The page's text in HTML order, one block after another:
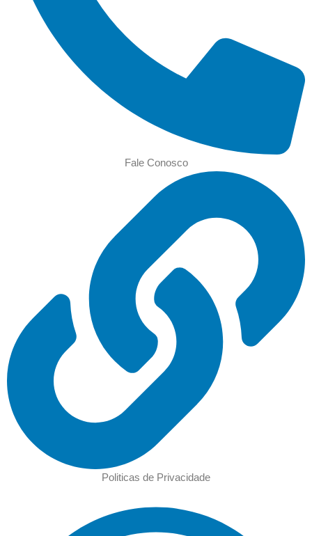
Fale Conosco
Politicas de Privacidade